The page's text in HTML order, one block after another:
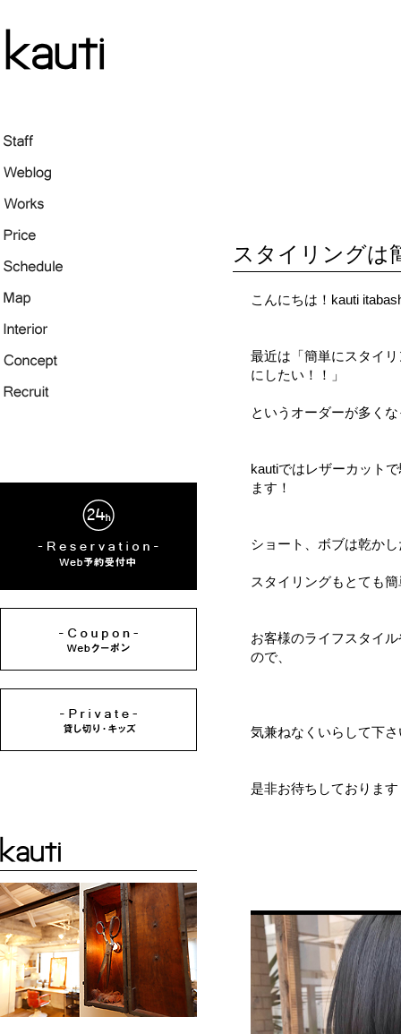
スタイリングは
こんにちは！kauti
最近は「簡単にスタイ
にしたい！！」
というオーダーが多く
kautiではレザーカット
ます！
ショート、ボブは乾か
スタイリングもとても
お客様のライフスタイ
ので、
気兼ねなくいらして下
是非お待ちしております